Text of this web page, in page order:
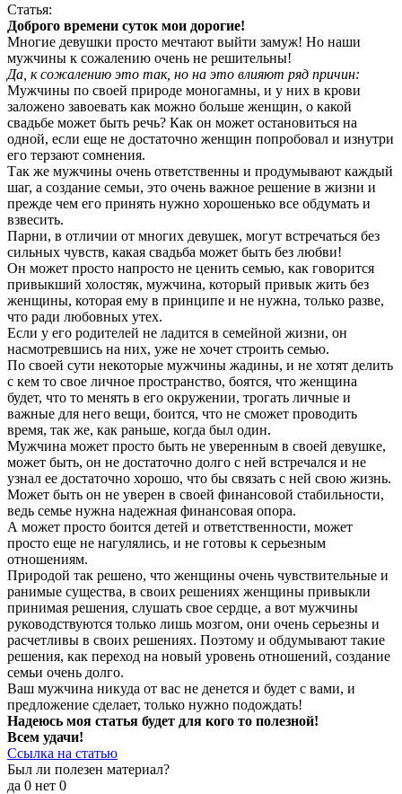
Статья:
Доброго времени суток мои дорогие!
Многие девушки просто мечтают выйти замуж! Но наши
мужчины к сожалению очень не решительны!
Да, к сожалению это так, но на это влияют ряд причин:
Мужчины по своей природе моногамны, и у них в крови
заложено завоевать как можно больше женщин, о какой
свадьбе может быть речь? Как он может остановиться на
одной, если еще не достаточно женщин попробовал и изнутри
его терзают сомнения.
Так же мужчины очень ответственны и продумывают каждый
шаг, а создание семьи, это очень важное решение в жизни и
прежде чем его принять нужно хорошенько все обдумать и
взвесить.
Парни, в отличии от многих девушек, могут встречаться без
сильных чувств, какая свадьба может быть без любви!
Он может просто напросто не ценить семью, как говорится
привыкший холостяк, мужчина, который привык жить без
женщины, которая ему в принципе и не нужна, только разве,
что ради любовных утех.
Если у его родителей не ладится в семейной жизни, он
насмотревшись на них, уже не хочет строить семью.
По своей сути некоторые мужчины жадины, и не хотят делить
с кем то свое личное пространство, боятся, что женщина
будет, что то менять в его окружении, трогать личные и
важные для него вещи, боится, что не сможет проводить
время, так же, как раньше, когда был один.
Мужчина может просто быть не уверенным в своей девушке,
может быть, он не достаточно долго с ней встречался и не
узнал ее достаточно хорошо, что бы связать с ней свою жизнь.
Может быть он не уверен в своей финансовой стабильности,
ведь семье нужна надежная финансовая опора.
А может просто боится детей и ответственности, может
просто еще не нагулялись, и не готовы к серьезным
отношениям.
Природой так решено, что женщины очень чувствительные и
ранимые существа, в своих решениях женщины привыкли
принимая решения, слушать свое сердце, а вот мужчины
руководствуются только лишь мозгом, они очень серьезны и
расчетливы в своих решениях. Поэтому и обдумывают такие
решения, как переход на новый уровень отношений, создание
семьи очень долго.
Ваш мужчина никуда от вас не денется и будет с вами, и
предложение сделает, только нужно подождать!
Надеюсь моя статья будет для кого то полезной!
Всем удачи!
Ссылка на статью
Был ли полезен материал?
да 0 нет 0